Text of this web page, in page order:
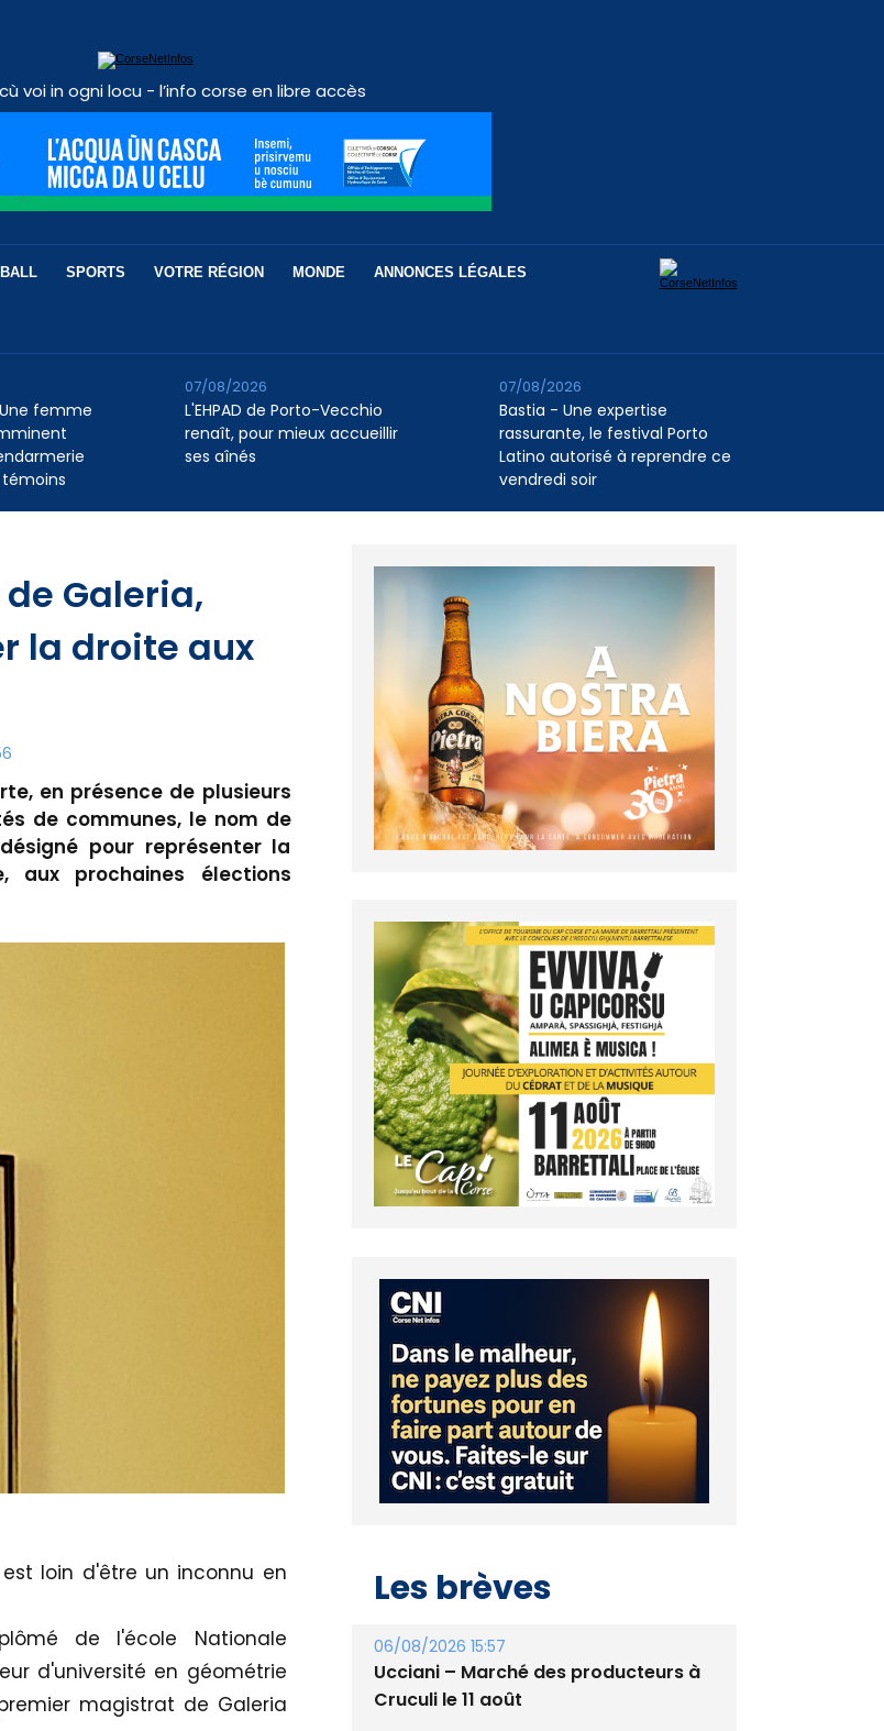
voi in ogni locu - l’info corse en libre accès
SPORTS VOTRE RÉGION MONDE ANNONCES LÉGALES
femme
L'EHPAD de Porto-Vecchio
renaît, pour mieux accueillir
ses aînés
07/08/2026
Bastia - Une expertise
rassurante, le festival Porto
Latino autorisé à reprendre ce
vendredi soir
07/08/2026
Galeria,
la droite aux
en présence de plusieurs
de communes, le nom de
pour représenter la
prochaines élections
loin d'être un inconnu en
de l'école Nationale
d'université en géométrie
magistrat de Galeria
Les brèves
06/08/2026 15:57